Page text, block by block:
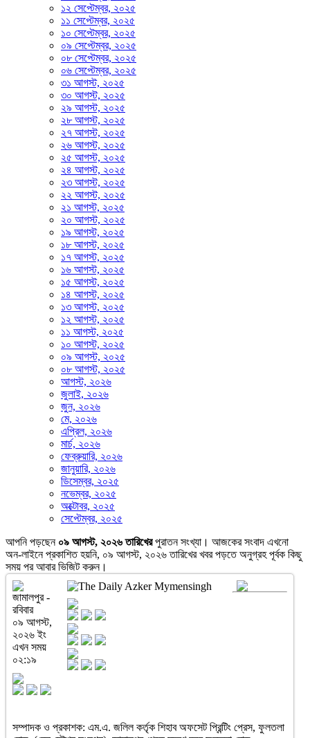
১২ সেপ্টেম্বর, ২০২৫
১১ সেপ্টেম্বর, ২০২৫
১০ সেপ্টেম্বর, ২০২৫
০৯ সেপ্টেম্বর, ২০২৫
০৮ সেপ্টেম্বর, ২০২৫
০৬ সেপ্টেম্বর, ২০২৫
৩১ আগস্ট, ২০২৫
৩০ আগস্ট, ২০২৫
২৯ আগস্ট, ২০২৫
২৮ আগস্ট, ২০২৫
২৭ আগস্ট, ২০২৫
২৬ আগস্ট, ২০২৫
২৫ আগস্ট, ২০২৫
২৪ আগস্ট, ২০২৫
২৩ আগস্ট, ২০২৫
২২ আগস্ট, ২০২৫
২১ আগস্ট, ২০২৫
২০ আগস্ট, ২০২৫
১৯ আগস্ট, ২০২৫
১৮ আগস্ট, ২০২৫
১৭ আগস্ট, ২০২৫
১৬ আগস্ট, ২০২৫
১৫ আগস্ট, ২০২৫
১৪ আগস্ট, ২০২৫
১৩ আগস্ট, ২০২৫
১২ আগস্ট, ২০২৫
১১ আগস্ট, ২০২৫
১০ আগস্ট, ২০২৫
০৯ আগস্ট, ২০২৫
০৮ আগস্ট, ২০২৫
আগস্ট, ২০২৬
জুলাই, ২০২৬
জুন, ২০২৬
মে, ২০২৬
এপ্রিল, ২০২৬
মার্চ, ২০২৬
ফেব্রুয়ারি, ২০২৬
জানুয়ারি, ২০২৬
ডিসেম্বর, ২০২৫
নভেম্বর, ২০২৫
অক্টোবর, ২০২৫
সেপ্টেম্বর, ২০২৫
আপনি পড়ছেন ০৯ আগস্ট, ২০২৬ তারিখেরপুরাতন সংখ্যা। আজকের সংবাদ এখনো
অন-লাইনে প্রকাশিত হয়নি, ০৯ আগস্ট, ২০২৬ তারিখের খবর পড়তে অনুগ্রহ পূর্বক কিছু
সময় পর আবার ভিজিট করুন।
জামালপুর -
রবিবার
০৯ আগস্ট,
২০২৬ ইং
এখন সময়
০২:১৯
সম্পাদক ও প্রকাশক: এম.এ. জলিল কর্তৃক শিহাব অফসেট প্রিন্টিং প্রেস, ফুলতলা